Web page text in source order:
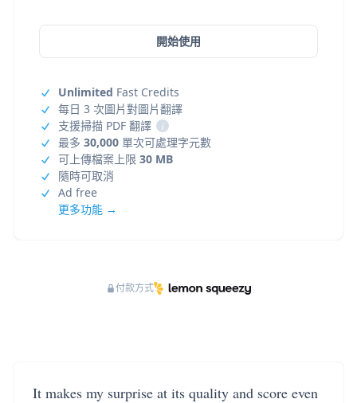
開始使用
Unlimited Fast Credits
每日 3 次圖片對圖片翻譯
支援掃描 PDF 翻譯
i
最多 30,000 單次可處理字元數
可上傳檔案上限 30 MB
隨時可取消
Ad free
更多功能 →
付款方式
It makes my surprise at its quality and score even